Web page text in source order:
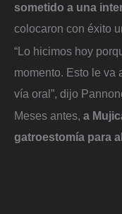
sometido a una
colocaron con éxito
“Lo hicimos hoy
momento. Esto le va
vía oral”, dijo
Meses antes, a
gatroestomía para